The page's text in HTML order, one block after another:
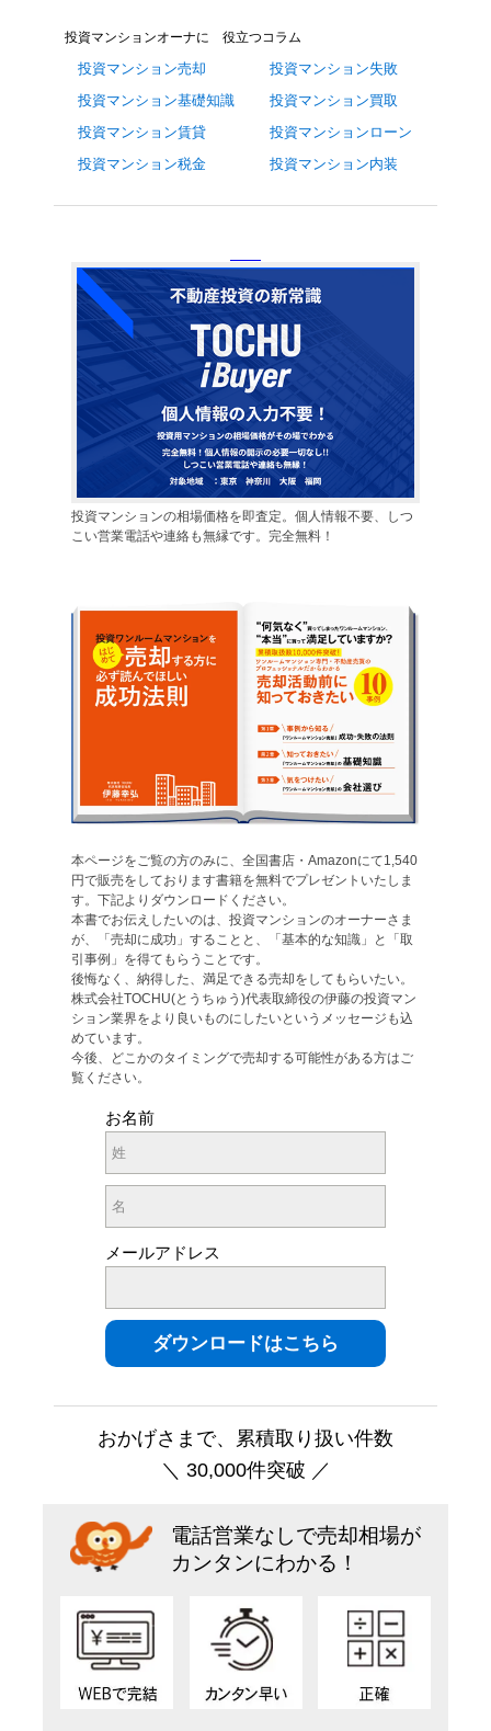
投資マンションオーナに 役立つコラム
投資マンション売却
投資マンション基礎知識
投資マンション賃貸
投資マンション税金
投資マンション失敗
投資マンション買取
投資マンションローン
投資マンション内装
投資マンションの相場価格を即査定。個人情報不要、しつ
こい営業電話や連絡も無縁です。完全無料！
本ページをご覧の方のみに、全国書店・Amazonにて1,540
円で販売をしております書籍を無料でプレゼントいたしま
す。下記よりダウンロードください。
本書でお伝えしたいのは、投資マンションのオーナーさま
が、「売却に成功」することと、「基本的な知識」と「取
引事例」を得てもらうことです。
後悔なく、納得した、満足できる売却をしてもらいたい。
株式会社TOCHU(とうちゅう)代表取締役の伊藤の投資マン
ション業界をより良いものにしたいというメッセージも込
めています。
今後、どこかのタイミングで売却する可能性がある方はご
覧ください。
お名前
メールアドレス
おかげさまで、累積取り扱い件数
＼ 30,000件突破 ／
電話営業なしで売却相場が
カンタンにわかる！